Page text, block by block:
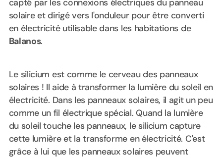
solaire et dirigé vers l'onduleur pour être converti
en électricité utilisable dans les habitations de
Balanos.
Le silicium est comme le cerveau des panneaux
solaires ! Il aide à transformer la lumière du soleil en
électricité. Dans les panneaux solaires, il agit un peu
comme un fil électrique spécial. Quand la lumière
du soleil touche les panneaux, le silicium capture
cette lumière et la transforme en électricité. C'est
grâce à lui que les panneaux solaires peuvent